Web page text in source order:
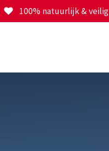
100% natuurlijk & veilig